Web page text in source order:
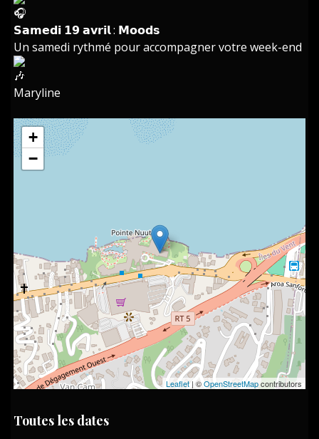
𝗦𝗮𝗺𝗲𝗱𝗶 𝟭𝟵 𝗮𝘃𝗿𝗶𝗹 : 𝗠𝗼𝗼𝗱𝘀
Un samedi rythmé pour accompagner votre week-end
Maryline
+
−
Leaflet| ©OpenStreetMapcontributors
Toutes les dates